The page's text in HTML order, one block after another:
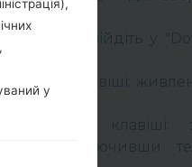
і увійдіть у
клавіші:
у